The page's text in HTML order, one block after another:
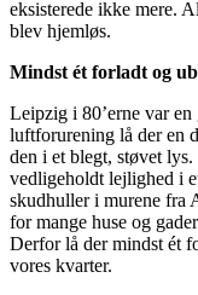
eksisterede ikke mere.
blev hjemløs.
Mindst ét forladt og
Leipzig i 80’erne var
luftforurening lå der en
den i et blegt, støvet
vedligeholdt lejlighed i
skudhuller i murene fra
for mange huse og
Derfor lå der mindst ét
vores kvarter.